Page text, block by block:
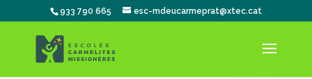
933 790 665 esc-mdeucarmeprat@xtec.cat